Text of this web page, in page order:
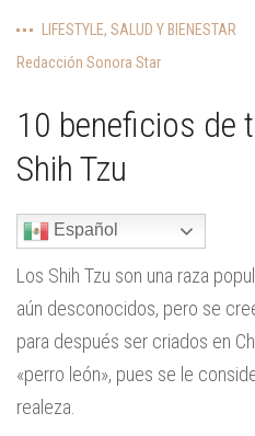
LIFESTYLE, SALUD Y BIENESTAR
Redacción Sonora Star
10 beneficios de
Shih Tzu
Español
Los Shih Tzu son una raza
aún desconocidos, pero se
para después ser criados en
«perro león», pues se le
realeza.